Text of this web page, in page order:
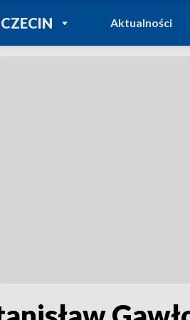
POWRÓT DO
TVP REGIONY
Aktualności